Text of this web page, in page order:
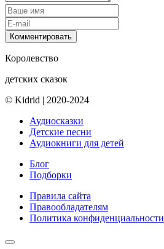
Комментировать
Королевство
детских сказок
© Kidrid | 2020-2024
Аудиосказки
Детские песни
Аудиокниги для детей
Блог
Подборки
Правила сайта
Правообладателям
Политика конфиденциальности